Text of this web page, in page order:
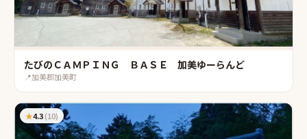
たびのＣＡＭＰＩＮＧ ＢＡＳＥ 加美ゆーらんど
📍加美郡加美町
★4.3(10)